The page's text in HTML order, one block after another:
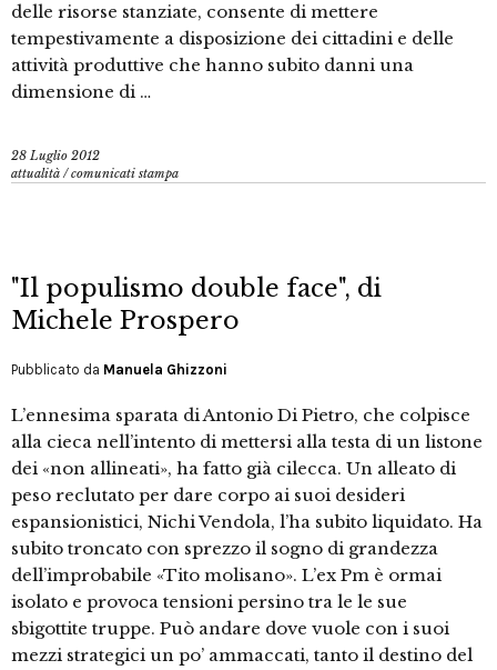
delle risorse stanziate, consente di mettere
tempestivamente a disposizione dei cittadini e delle
attività produttive che hanno subito danni una
dimensione di …
28 Luglio 2012
attualità /comunicati stampa
"Il populismo double face", di
Michele Prospero
Pubblicato da Manuela Ghizzoni
L’ennesima sparata di Antonio Di Pietro, che colpisce
alla cieca nell’intento di mettersi alla testa di un listone
dei «non allineati», ha fatto già cilecca. Un alleato di
peso reclutato per dare corpo ai suoi desideri
espansionistici, Nichi Vendola, l’ha subito liquidato. Ha
subito troncato con sprezzo il sogno di grandezza
dell’improbabile «Tito molisano». L’ex Pm è ormai
isolato e provoca tensioni persino tra le le sue
sbigottite truppe. Può andare dove vuole con i suoi
mezzi strategici un po’ ammaccati, tanto il destino del